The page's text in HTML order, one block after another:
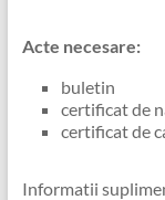
Acte necesare:
buletin
certificat de
certificat de
Informatii